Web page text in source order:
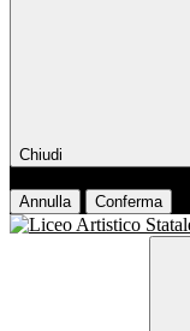
Chiudi
Annulla Conferma